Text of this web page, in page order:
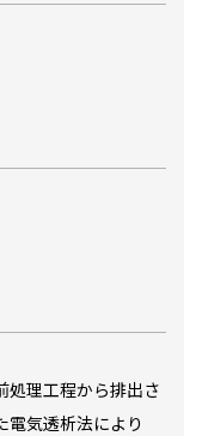
処理工程から排出さ
電気透析法により